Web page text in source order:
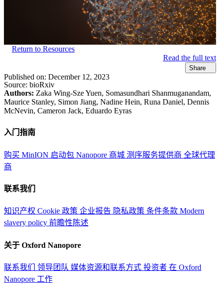
Return to Resources
Read the full text
Share
Published on: December 12, 2023
Source: bioRxiv
Authors: Zaka Wing-Sze Yuen, Somasundhari Shanmuganandam,
Maurice Stanley, Simon Jiang, Nadine Hein, Runa Daniel, Dennis
McNevin, Cameron Jack, Eduardo Eyras
入门指南
购买 MinION 启动包 Nanopore 商城 测序服务提供商 全球代理
商
联系我们
知识产权 Cookie 政策 企业报告 隐私政策 条件条款 Modern
slavery policy 前瞻性陈述
关于 Oxford Nanopore
联系我们 领导团队 媒体资源和联系方式 投资者 在 Oxford
Nanopore 工作